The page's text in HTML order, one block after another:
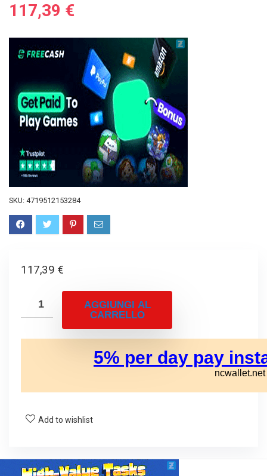
117,39 €
SKU: 4719512153284
117,39 €
AGGIUNGI AL
CARRELLO
Add to wishlist